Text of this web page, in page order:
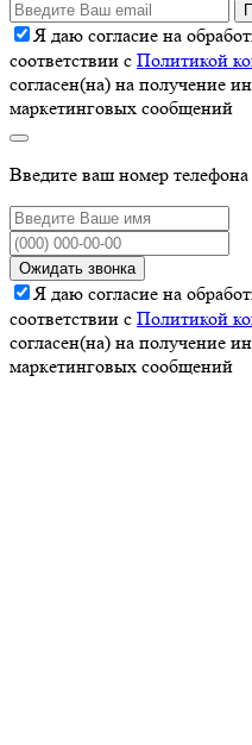
Я даю согласие на
соответствии с Политикой
согласен(на) на получение
маркетинговых сообщений
Введите ваш номер
Ожидать звонка
Я даю согласие на
соответствии с Политикой
согласен(на) на получение
маркетинговых сообщений